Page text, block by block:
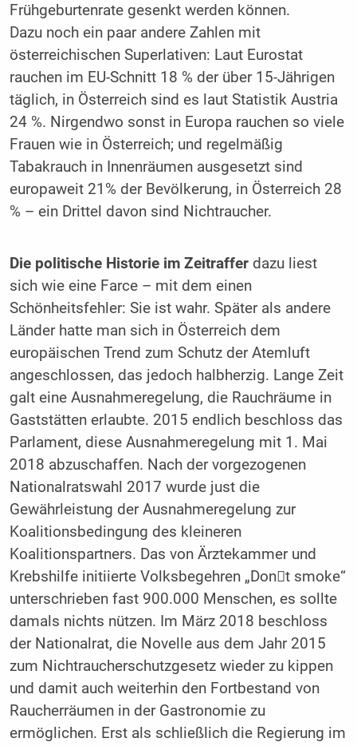
Frühgeburtenrate gesenkt werden können.
Dazu noch ein paar andere Zahlen mit
österreichischen Superlativen: Laut Euro­stat
rauchen im EU-Schnitt 18 % der über 15-Jährigen
täglich, in Österreich sind es laut Statistik Austria
24 %. Nirgendwo sonst in Europa rauchen so viele
Frauen wie in Österreich; und regelmäßig
Tabakrauch in Innenräumen ausgesetzt sind
europaweit 21% der Bevölkerung, in Österreich 28
% – ein Drittel davon sind Nichtraucher.
Die politische Historie im Zeitrafferdazu liest
sich wie eine Farce – mit dem einen
Schönheitsfehler: Sie ist wahr. Später als andere
Länder hatte man sich in Österreich dem
europäischen Trend zum Schutz der Atemluft
angeschlossen, das jedoch halbherzig. Lange Zeit
galt eine Ausnahmeregelung, die Rauchräume in
Gaststätten erlaubte. 2015 endlich beschloss das
Parlament, diese Ausnahmeregelung mit 1. Mai
2018 abzuschaffen. Nach der vorgezogenen
Nationalratswahl 2017 wurde just die
Gewährleistung der Ausnahmeregelung zur
Koalitionsbedingung des kleineren
Koalitionspartners. Das von Ärztekammer und
Krebshilfe initiierte Volksbegehren „Dont smoke“
unterschrieben fast 900.000 Menschen, es sollte
damals nichts nützen. Im März 2018 beschloss
der Nationalrat, die Novelle aus dem Jahr 2015
zum Nichtraucherschutzgesetz wieder zu kippen
und damit auch weiterhin den Fortbestand von
Raucherräumen in der Gastronomie zu
ermöglichen. Erst als schließlich die Regierung im